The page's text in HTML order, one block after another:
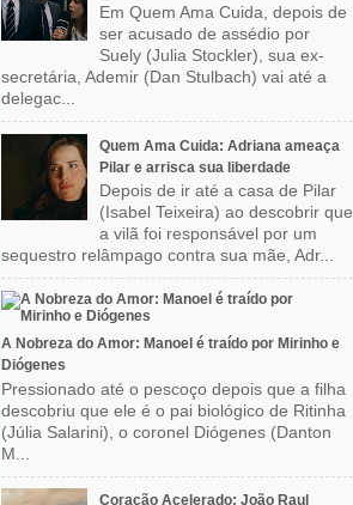
Em Quem Ama Cuida, depois de
ser acusado de assédio por
Suely (Julia Stockler), sua ex-
secretária, Ademir (Dan Stulbach) vai até a
delegac...
Quem Ama Cuida: Adriana ameaça
Pilar e arrisca sua liberdade
Depois de ir até a casa de Pilar
(Isabel Teixeira) ao descobrir que
a vilã foi responsável por um
sequestro relâmpago contra sua mãe, Adr...
A Nobreza do Amor: Manoel é traído por Mirinho e
Diógenes
Pressionado até o pescoço depois que a filha
descobriu que ele é o pai biológico de Ritinha
(Júlia Salarini), o coronel Diógenes (Danton
M...
Coração Acelerado: João Raul